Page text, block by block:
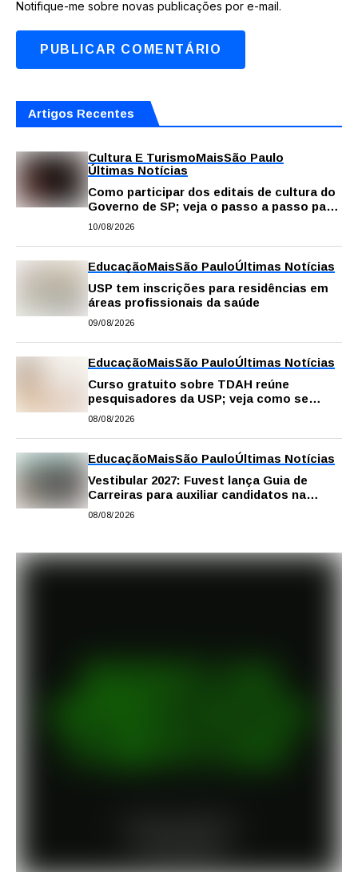
Notifique-me sobre novas publicações por e-mail.
Artigos Recentes
Cultura E TurismoMaisSão Paulo
Últimas Notícias
Como participar dos editais de cultura do
Governo de SP; veja o passo a passo para
fazer a inscrição
10/08/2026
EducaçãoMaisSão PauloÚltimas Notícias
USP tem inscrições para residências em
áreas profissionais da saúde
09/08/2026
EducaçãoMaisSão PauloÚltimas Notícias
Curso gratuito sobre TDAH reúne
pesquisadores da USP; veja como se
inscrever
08/08/2026
EducaçãoMaisSão PauloÚltimas Notícias
Vestibular 2027: Fuvest lança Guia de
Carreiras para auxiliar candidatos na
escolha da profissão
08/08/2026